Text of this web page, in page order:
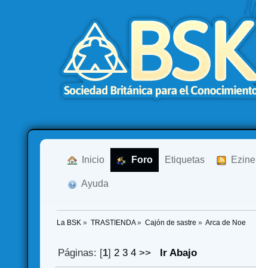
Inicio Foro Etiquetas Ezine
Ayuda
La BSK » TRASTIENDA» Cajón de sastre » Arca de Noe
Páginas: [1] 2 3 4 >>
Ir Abajo